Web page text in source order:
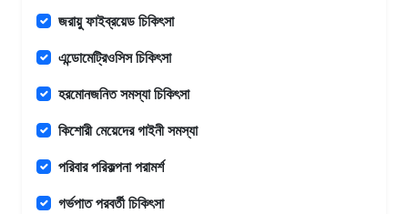
জরায়ু ফাইব্রয়েড চিকিৎসা
এন্ডোমেট্রিওসিস চিকিৎসা
হরমোনজনিত সমস্যা চিকিৎসা
কিশোরী মেয়েদের গাইনী সমস্যা
পরিবার পরিকল্পনা পরামর্শ
গর্ভপাত পরবর্তী চিকিৎসা